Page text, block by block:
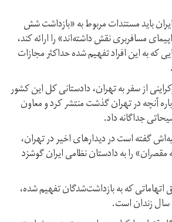
ایران باید مستندات مربوط به «بازداشت شش
مسافربری نقش داشته‌اند» را ارائه کند،
که به این افراد تفهیم شده حداکثر مجازات
از سفر به تهران، دادستانی کل این کشور
آنچه در تهران گذشت منتشر کرد و معاون
جداگانه داد.
گفته است در دیدارهای اخیر در تهران،
را به دادستان نظامی ایران گوشزد
اتهاماتی که به بازداشت‌شدگان تفهیم شده،
زندان است.